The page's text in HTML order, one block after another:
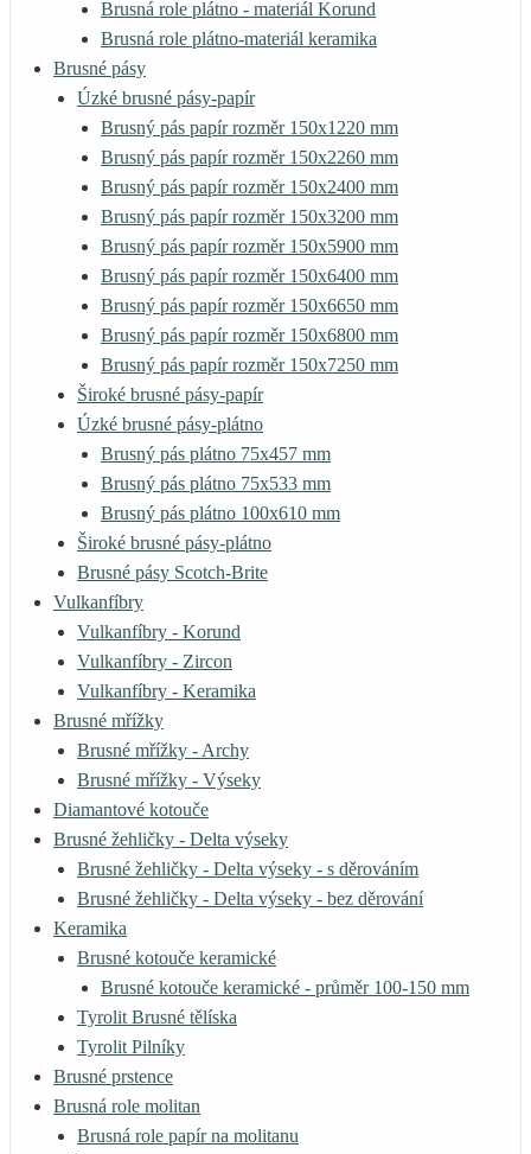
Brusná role plátno - materiál Korund
Brusná role plátno-materiál keramika
Brusné pásy
Úzké brusné pásy-papír
Brusný pás papír rozměr 150x1220 mm
Brusný pás papír rozměr 150x2260 mm
Brusný pás papír rozměr 150x2400 mm
Brusný pás papír rozměr 150x3200 mm
Brusný pás papír rozměr 150x5900 mm
Brusný pás papír rozměr 150x6400 mm
Brusný pás papír rozměr 150x6650 mm
Brusný pás papír rozměr 150x6800 mm
Brusný pás papír rozměr 150x7250 mm
Široké brusné pásy-papír
Úzké brusné pásy-plátno
Brusný pás plátno 75x457 mm
Brusný pás plátno 75x533 mm
Brusný pás plátno 100x610 mm
Široké brusné pásy-plátno
Brusné pásy Scotch-Brite
Vulkanfíbry
Vulkanfíbry - Korund
Vulkanfíbry - Zircon
Vulkanfíbry - Keramika
Brusné mřížky
Brusné mřížky - Archy
Brusné mřížky - Výseky
Diamantové kotouče
Brusné žehličky - Delta výseky
Brusné žehličky - Delta výseky - s děrováním
Brusné žehličky - Delta výseky - bez děrování
Keramika
Brusné kotouče keramické
Brusné kotouče keramické - průměr 100-150 mm
Tyrolit Brusné tělíska
Tyrolit Pilníky
Brusné prstence
Brusná role molitan
Brusná role papír na molitanu